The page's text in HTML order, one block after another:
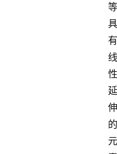
等
具
有
线
性
延
伸
的
元